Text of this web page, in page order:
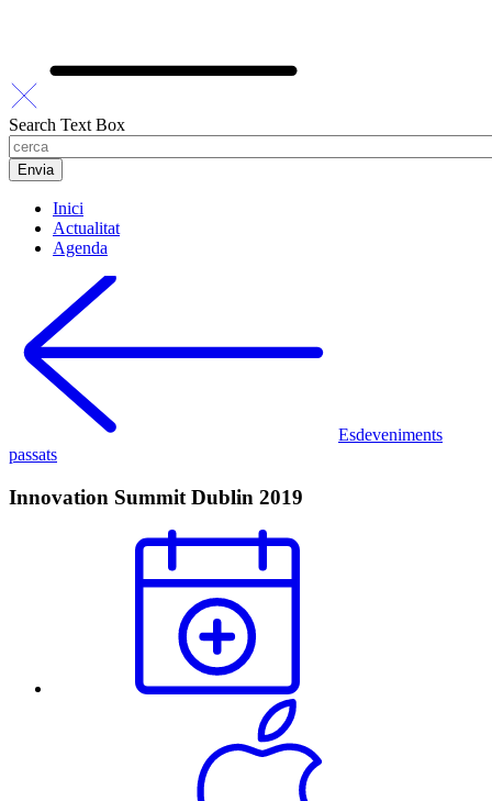
Search Text Box
Inici
Actualitat
Agenda
Esdeveniments
passats
Innovation Summit Dublin 2019